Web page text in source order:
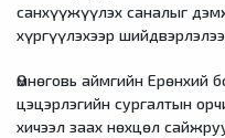
санхүүжүүлэх саналыг
хүргүүлэхээр
Өмнөговь аймгийн Ерөнхий
цэцэрлэгийн сургалтын
хичээл заах нөхцөл